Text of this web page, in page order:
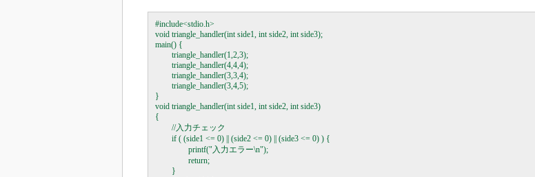
イノベーション
#include<stdio.h>
void triangle_handler(int side1, int side2, int side3);
main() {
        triangle_handler(1,2,3);
        triangle_handler(4,4,4);
        triangle_handler(3,3,4);
        triangle_handler(3,4,5);
}
void triangle_handler(int side1, int side2, int side3)
{
        //入力チェック
        if ( (side1 <= 0) || (side2 <= 0) || (side3 <= 0) ) {
                printf("入力エラー\n");
                return;
        }